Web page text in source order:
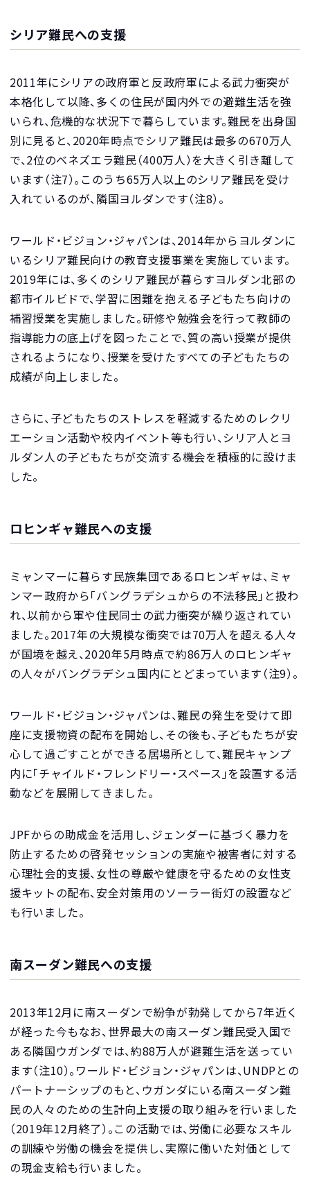
シリア難民への支援
2011年にシリアの政府軍と反政府軍による武力衝突が
本格化して以降、多くの住民が国内外での避難生活を強
いられ、危機的な状況下で暮らしています。難民を出身国
別に見ると、2020年時点でシリア難民は最多の670万人
で、2位のベネズエラ難民（400万人）を大きく引き離して
います（注7）。このうち65万人以上のシリア難民を受け
入れているのが、隣国ヨルダンです（注8）。
ワールド・ビジョン・ジャパンは、2014年からヨルダンに
いるシリア難民向けの教育支援事業を実施しています。
2019年には、多くのシリア難民が暮らすヨルダン北部の
都市イルビドで、学習に困難を抱える子どもたち向けの
補習授業を実施しました。研修や勉強会を行って教師の
指導能力の底上げを図ったことで、質の高い授業が提供
されるようになり、授業を受けたすべての子どもたちの
成績が向上しました。
さらに、子どもたちのストレスを軽減するためのレクリ
エーション活動や校内イベント等も行い、シリア人とヨ
ルダン人の子どもたちが交流する機会を積極的に設けま
した。
ロヒンギャ難民への支援
ミャンマーに暮らす民族集団であるロヒンギャは、ミャ
ンマー政府から「バングラデシュからの不法移民」と扱わ
れ、以前から軍や住民同士の武力衝突が繰り返されてい
ました。2017年の大規模な衝突では70万人を超える人々
が国境を越え、2020年5月時点で約86万人のロヒンギャ
の人々がバングラデシュ国内にとどまっています（注9）。
ワールド・ビジョン・ジャパンは、難民の発生を受けて即
座に支援物資の配布を開始し、その後も、子どもたちが安
心して過ごすことができる居場所として、難民キャンプ
内に「チャイルド・フレンドリー・スペース」を設置する活
動などを展開してきました。
JPFからの助成金を活用し、ジェンダーに基づく暴力を
防止するための啓発セッションの実施や被害者に対する
心理社会的支援、女性の尊厳や健康を守るための女性支
援キットの配布、安全対策用のソーラー街灯の設置など
も行いました。
南スーダン難民への支援
2013年12月に南スーダンで紛争が勃発してから7年近く
が経った今もなお、世界最大の南スーダン難民受入国で
ある隣国ウガンダでは、約88万人が避難生活を送ってい
ます（注10）。ワールド・ビジョン・ジャパンは、UNDPとの
パートナーシップのもと、ウガンダにいる南スーダン難
民の人々のための生計向上支援の取り組みを行いました
（2019年12月終了）。この活動では、労働に必要なスキル
の訓練や労働の機会を提供し、実際に働いた対価として
の現金支給も行いました。